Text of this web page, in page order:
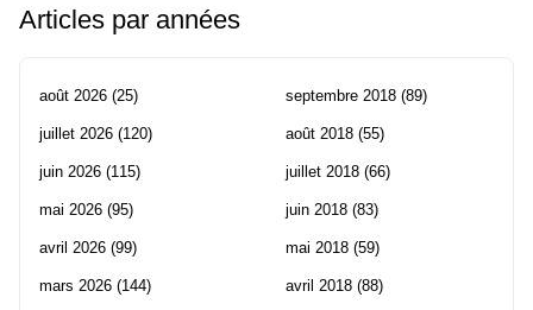
Articles par années
août 2026 (25)
juillet 2026 (120)
juin 2026 (115)
mai 2026 (95)
avril 2026 (99)
mars 2026 (144)
septembre 2018 (89)
août 2018 (55)
juillet 2018 (66)
juin 2018 (83)
mai 2018 (59)
avril 2018 (88)